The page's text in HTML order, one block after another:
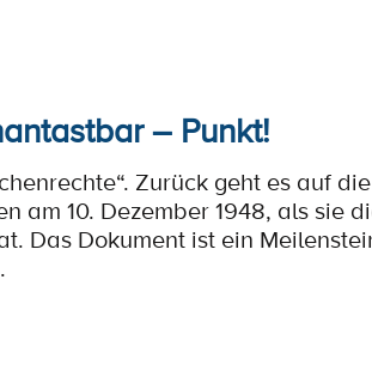
– Punkt!
Zurück geht es auf die
am 10. Dezember 1948, als sie
Das Dokument ist ein